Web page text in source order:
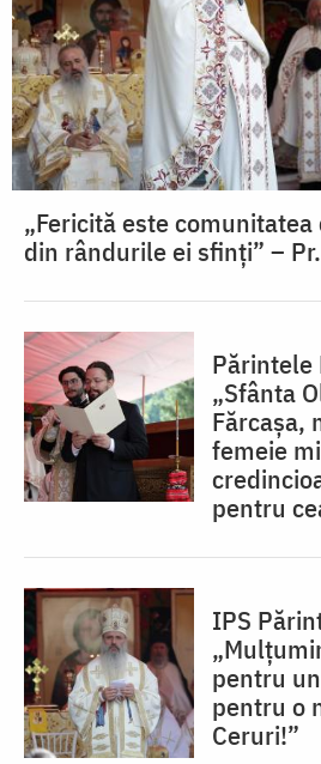
„Fericită este
din rândurile ei sfinți” –
Părintele
„Sfânta
Fărcașa,
femeie
pentru
IPS
pentru
pentru o
Ceruri!”